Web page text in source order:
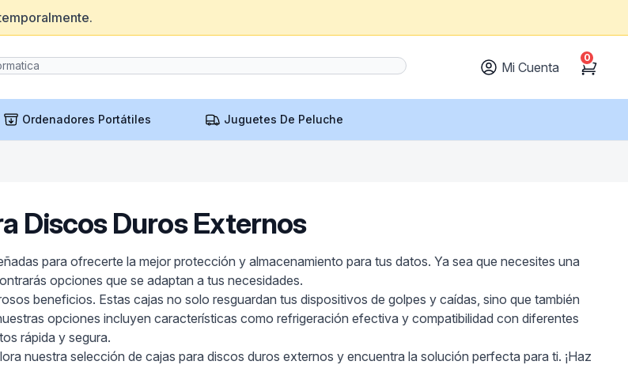
Mi Cuenta Cart
0
Ordenadores Portátiles Juguetes De Peluche
Discos Duros Externos
para ofrecerte la mejor protección y almacenamiento para tus datos. Ya sea que necesites una
opciones que se adaptan a tus necesidades.
beneficios. Estas cajas no solo resguardan tus dispositivos de golpes y caídas, sino que también
opciones incluyen características como refrigeración efectiva y compatibilidad con diferentes
rápida y segura.
nuestra selección de cajas para discos duros externos y encuentra la solución perfecta para ti. ¡Haz